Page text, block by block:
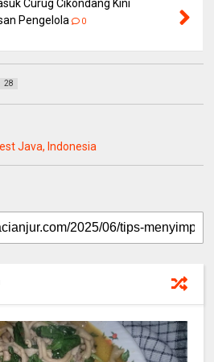
Curug Cikondang Kini
Pengelola
0
28
Java, Indonesia